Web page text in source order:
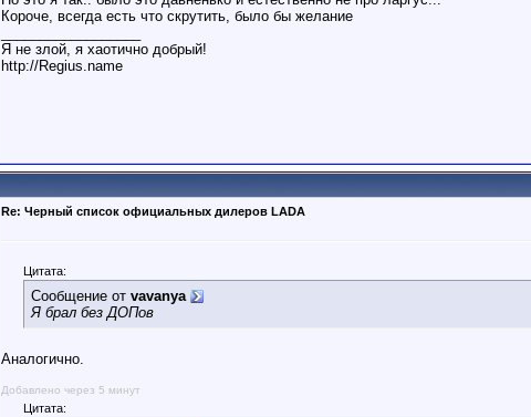
Короче, всегда есть что скрутить, было бы желание
Я не злой, я хаотично добрый!
http://Regius.name
Re: Черный список официальных дилеров LADA
Цитата:
Сообщение от vavanya
Я брал без ДОПов
Аналогично.
Добавлено через 5 минут
Цитата: